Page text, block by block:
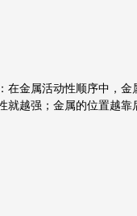
在金属活动性顺序中，
就越强；金属的位置越